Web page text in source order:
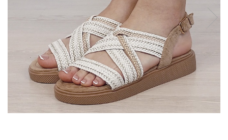
Incaltamine primavara-vara piele
Blugi si pantaloni
Pulovere si cardigane
Salopete
Incaltaminte toamna-iarna piele